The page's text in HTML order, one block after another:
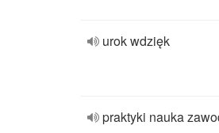
urok wdzięk
praktyki nauka